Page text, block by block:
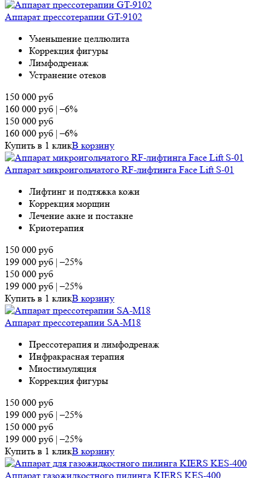
Аппарат прессотерапии GT-9102
Уменьшение целлюлита
Коррекция фигуры
Лимфодренаж
Устранение отеков
150 000 руб
160 000 руб |–6%
150 000 руб
160 000 руб |–6%
Купить в 1 кликВ корзину
Аппарат микроигольчатого RF-лифтинга Face Lift S-01
Лифтинг и подтяжка кожи
Коррекция морщин
Лечение акне и постакне
Криотерапия
150 000 руб
199 000 руб |–25%
150 000 руб
199 000 руб |–25%
Купить в 1 кликВ корзину
Аппарат прессотерапии SA-M18
Прессотерапия и лимфодренаж
Инфракрасная терапия
Миостимуляция
Коррекция фигуры
150 000 руб
199 000 руб |–25%
150 000 руб
199 000 руб |–25%
Купить в 1 кликВ корзину
Аппарат газожидкостного пилинга KIERS KES-400